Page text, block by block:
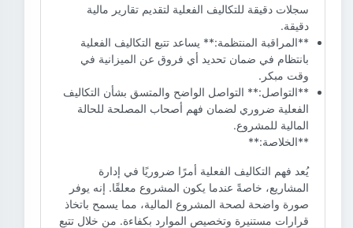
سجلات دقيقة للتكاليف الفعلية لتقديم تقارير مالية
دقيقة.
**المراقبة المنتظمة:** يساعد تتبع التكاليف الفعلية
بانتظام في ضمان تحديد أي فروق عن الميزانية في
وقت مبكر.
**التواصل:** التواصل الواضح والمتسق بشأن التكاليف
الفعلية ضروري لضمان فهم أصحاب المصلحة للحالة
المالية للمشروع.
**الخلاصة:**
يُعد فهم التكاليف الفعلية أمرًا ضروريًا في إدارة
المشاريع، خاصةً عندما يكون المشروع معلقًا. إنه يوفر
صورة واضحة لصحة المشروع المالية، مما يسمح باتخاذ
قرارات مستنيرة وتخصيص الموارد بكفاءة. من خلال تتبع